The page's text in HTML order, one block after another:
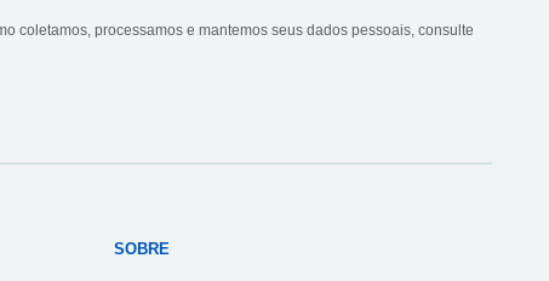
coletamos, processamos e mantemos seus dados pessoais, consulte
SOBRE